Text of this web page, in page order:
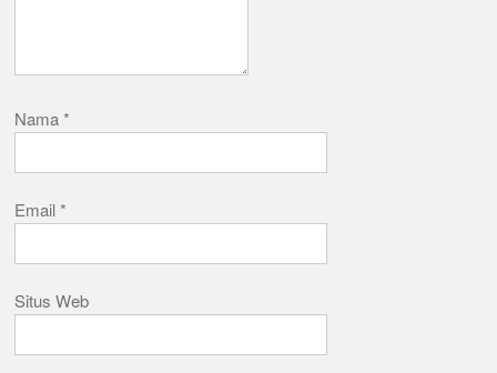
Nama*
Email*
Situs Web